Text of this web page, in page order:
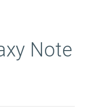
Note